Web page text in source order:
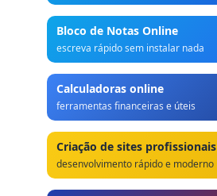
Bloco de Notas Online
escreva rápido sem instalar nada
Calculadoras online
ferramentas financeiras e úteis
Criação de sites profissionais
desenvolvimento rápido e moderno